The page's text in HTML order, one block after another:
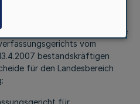
im letzten Absatz meines
NRW. Nr. 11 S. 190) ergeht
im Zeitpunkt der Bekanntgabe
vom
bestandskräftigen
für den Landesbereich
für